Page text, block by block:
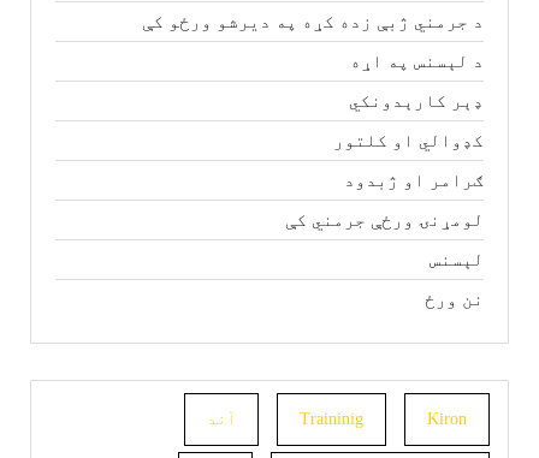
د جرمني ژبې زده کړه په دیرشو ورځو کې
د لېسنس په اړه
ډېر کارېدونکي
کډوالي او کلتور
ګرامر او ژبدود
لومړنۍ ورځې جرمني کې
لېسنس
نن ورځ
Kiron
Traininig آند